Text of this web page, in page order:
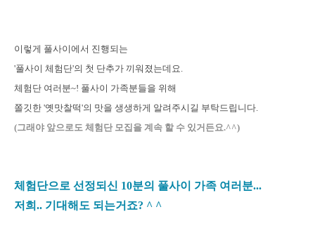
이렇게 풀사이에서 진행되는
'풀사이 체험단'의 첫 단추가 끼워졌는데요.
체험단 여러분~! 풀사이 가족분들을 위해
쫄깃한 '옛맛찰떡'의 맛을 생생하게 알려주시길 부탁드립니다.
(그래야 앞으로도 체험단 모집을 계속 할 수 있거든요.^^)
체험단으로 선정되신 10분의 풀사이 가족 여러분...
저희.. 기대해도 되는거죠? ^ ^